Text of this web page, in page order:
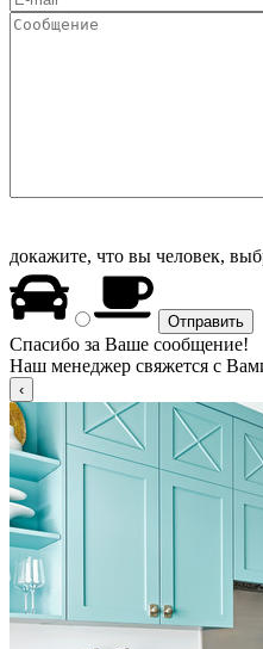
докажите, что вы человек,
Спасибо за Ваше сообщение!
Наш менеджер свяжется с